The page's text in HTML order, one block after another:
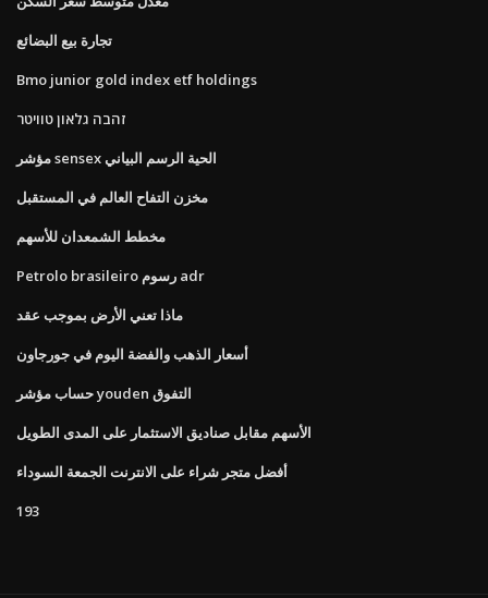
تجارة بيع البضائع
Bmo junior gold index etf holdings
זהבה גלאון טוויטר
مؤشر sensex الحية الرسم البياني
مخزن التفاح العالم في المستقبل
مخطط الشمعدان للأسهم
Petrolo brasileiro رسوم adr
ماذا تعني الأرض بموجب عقد
أسعار الذهب والفضة اليوم في جورجاون
حساب مؤشر youden التفوق
الأسهم مقابل صناديق الاستثمار على المدى الطويل
أفضل متجر شراء على الانترنت الجمعة السوداء
193